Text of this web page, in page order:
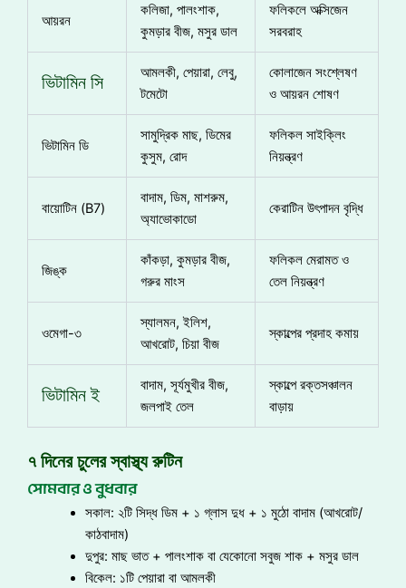
আয়রন
কলিজা, পালংশাক,
কুমড়ার বীজ, মসুর ডাল
ফলিকলে অক্সিজেন
সরবরাহ
ভিটামিন সি
আমলকী, পেয়ারা, লেবু,
টমেটো
কোলাজেন সংশ্লেষণ
ও আয়রন শোষণ
ভিটামিন ডি
সামুদ্রিক মাছ, ডিমের
কুসুম, রোদ
ফলিকল সাইক্লিং
নিয়ন্ত্রণ
বায়োটিন (B7)
বাদাম, ডিম, মাশরুম,
অ্যাভোকাডো
কেরাটিন উৎপাদন বৃদ্ধি
জিঙ্ক
কাঁকড়া, কুমড়ার বীজ,
গরুর মাংস
ফলিকল মেরামত ও
তেল নিয়ন্ত্রণ
ওমেগা-৩
স্যালমন, ইলিশ,
আখরোট, চিয়া বীজ
স্কাল্পের প্রদাহ কমায়
ভিটামিন ই
বাদাম, সূর্যমুখীর বীজ,
জলপাই তেল
স্কাল্পে রক্তসঞ্চালন
বাড়ায়
৭ দিনের চুলের স্বাস্থ্য রুটিন
সোমবার ও বুধবার
সকাল: ২টি সিদ্ধ ডিম + ১ গ্লাস দুধ + ১ মুঠো বাদাম (আখরোট/
কাঠবাদাম)
দুপুর: মাছ ভাত + পালংশাক বা যেকোনো সবুজ শাক + মসুর ডাল
বিকেল: ১টি পেয়ারা বা আমলকী